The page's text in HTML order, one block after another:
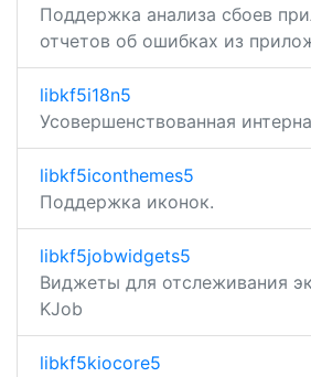
Поддержка анализа сбоев
отчетов об ошибках из
libkf5i18n5
Усовершенствованная
libkf5iconthemes5
Поддержка иконок.
libkf5jobwidgets5
Виджеты для отслеживания
KJob
libkf5kiocore5